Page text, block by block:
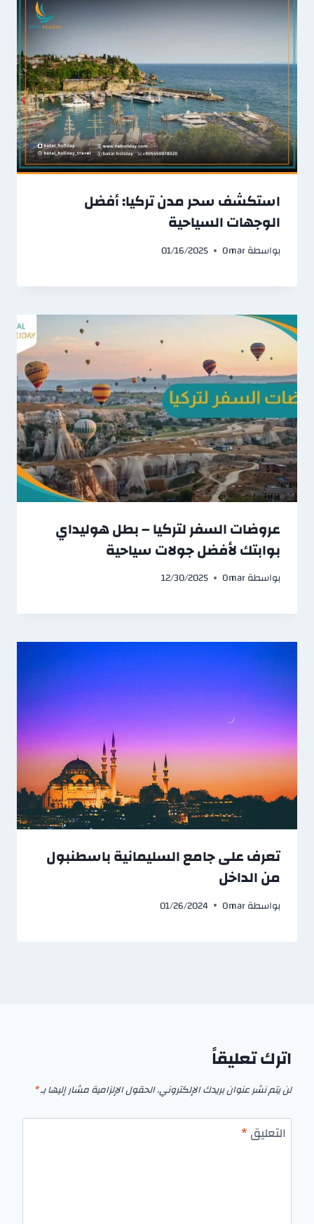
استكشف سحر مدن تركيا: أفضل
الوجهات السياحية
بواسطةOmar
01/16/2025
عروضات السفر لتركيا – بطل هوليداي
بوابتك لأفضل جولات سياحية
بواسطةOmar
12/30/2025
تعرف على جامع السليمانية باسطنبول
من الداخل
بواسطةOmar
01/26/2024
اترك تعليقاً
لن يتم نشر عنوان بريدك الإلكتروني.الحقول الإلزامية مشار إليها بـ*
التعليق*